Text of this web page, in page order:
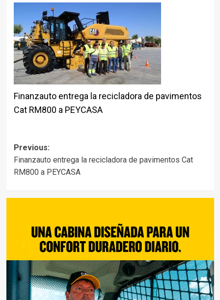
Finanzauto entrega la recicladora de pavimentos
Cat RM800 a PEYCASA
Post
navigation
Previous:
Finanzauto entrega la recicladora de pavimentos Cat
RM800 a PEYCASA